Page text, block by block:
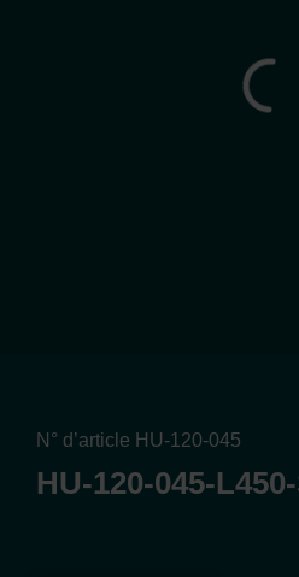
N° d’article HU-120-045
HU-120-045-